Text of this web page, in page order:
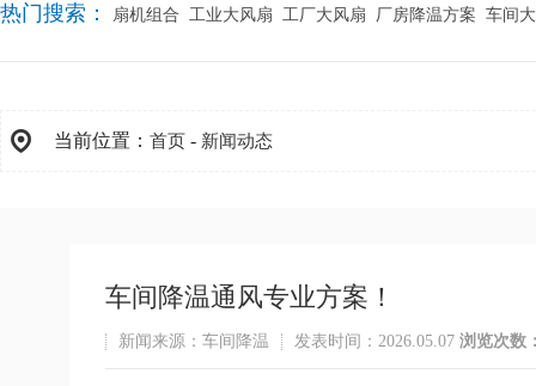
热门搜索： 扇机组合 工业大风扇 工厂大风扇 厂房降温方案 车间
当前位置： 首页 - 新闻动态
车间降温通风专业方案！
新闻来源：车间降温 发表时间：2026.05.07 浏览次数